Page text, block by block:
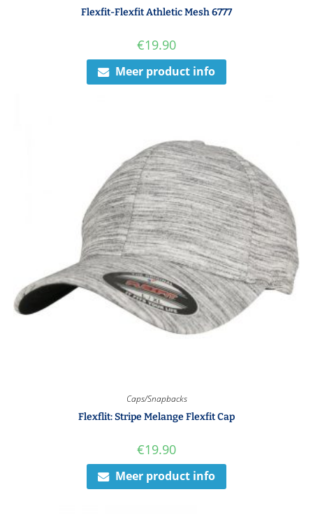
Flexfit-Flexfit Athletic Mesh 6777
€19.90
Meer product info
Caps/Snapbacks
Flexflit: Stripe Melange Flexfit Cap
€19.90
Meer product info